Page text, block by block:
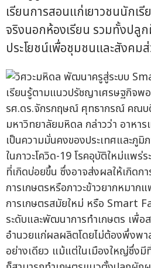
เรียนการสอนแก่เยาวชนนักเ
จริงนอกห้องเรียน รวมทั้งปลู
ประโยชน์เพื่อชุมชนและสังคม
รศ.ดร.จักรกฤษณ์ ศุทธากรณ์ คณบ
มหาวิทยาลัยมหิดล กล่าวว่า อาหา
เป็นความมั่นคงของประเทศและภูมิ
ในภาวะโควิด-19 โรคอุบัติใหม่แพร่
ที่เกิดบ่อยขึ้น ซึ่งอาจส่งผลให้เกิด
การเกษตรหรือภาวะข้าวยากหมาก
การเกษตรสมัยใหม่ หรือ Smart
ระดับและพัฒนาการทำเกษตร เพื่อ
อำนวยแก่ผลผลิตโดยไม่ต้องพึ่งพ
อย่างเดียว แม้แต่ในเมืองใหญ่ซึ่ง